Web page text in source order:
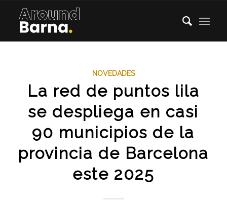
NOVEDADES
La red de puntos lila
se despliega en casi
90 municipios de la
provincia de Barcelona
este 2025